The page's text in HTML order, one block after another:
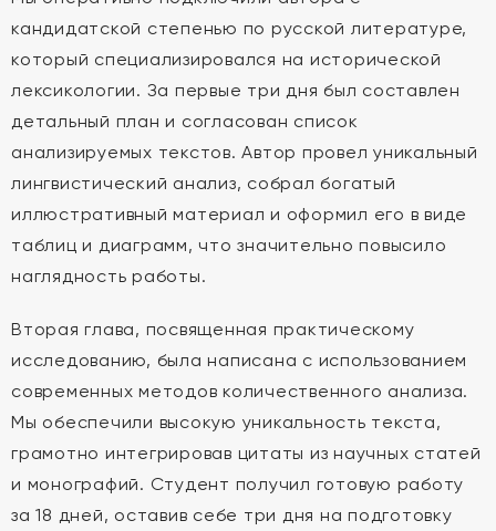
кандидатской степенью по русской литературе,
который специализировался на исторической
лексикологии. За первые три дня был составлен
детальный план и согласован список
анализируемых текстов. Автор провел уникальный
лингвистический анализ, собрал богатый
иллюстративный материал и оформил его в виде
таблиц и диаграмм, что значительно повысило
наглядность работы.
Вторая глава, посвященная практическому
исследованию, была написана с использованием
современных методов количественного анализа.
Мы обеспечили высокую уникальность текста,
грамотно интегрировав цитаты из научных статей
и монографий. Студент получил готовую работу
за 18 дней, оставив себе три дня на подготовку